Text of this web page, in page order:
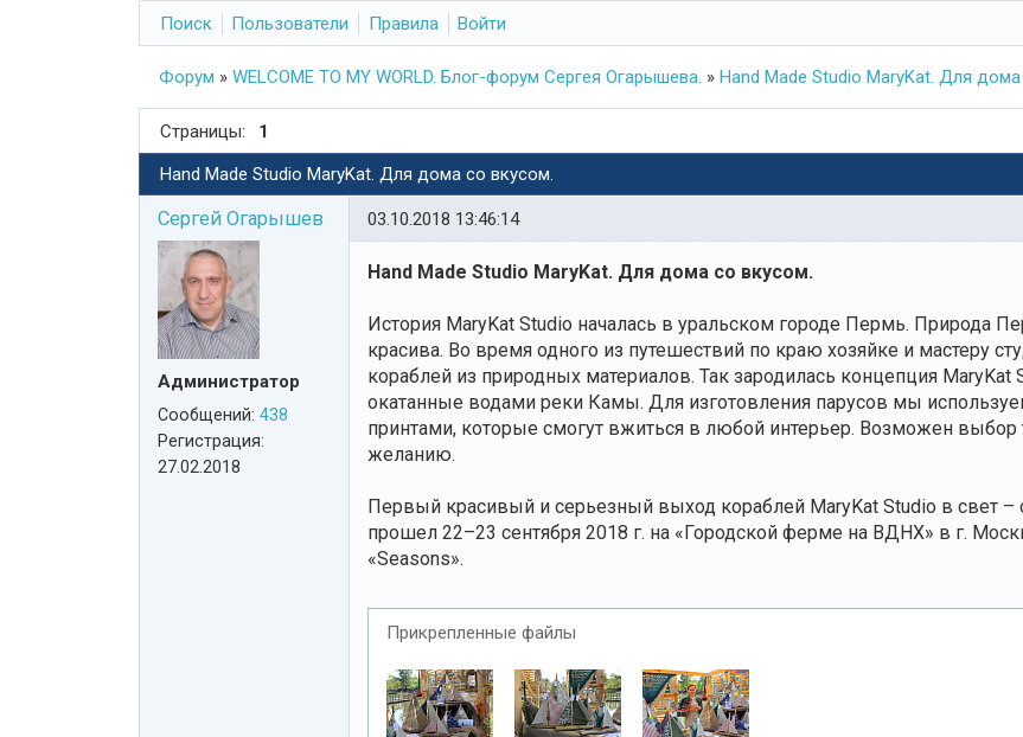
Поиск Пользователи Правила Войти
Форум » WELCOME TO MY WORLD. Блог-форум Сергея Огарышева. » Hand Made Studio MaryKat. Для
Страницы: 1
Hand Made Studio MaryKat. Для дома со вкусом.
Сергей Огарышев
Администратор
Сообщений: 438
Регистрация:
27.02.2018
03.10.2018 13:46:14
Hand Made Studio MaryKat. Для дома со вкусом.
История MaryKat Studio началась в уральском городе Пермь. Природа
красива. Во время одного из путешествий по краю хозяйке и мастеру
кораблей из природных материалов. Так зародилась концепция MaryKat
окатанные водами реки Камы. Для изготовления парусов мы
принтами, которые смогут вжиться в любой интерьер. Возможен
желанию.
Первый красивый и серьезный выход кораблей MaryKat Studio в свет
прошел 22–23 сентября 2018 г. на «Городской ферме на ВДНХ» в г.
«Seasons».
Прикрепленные файлы